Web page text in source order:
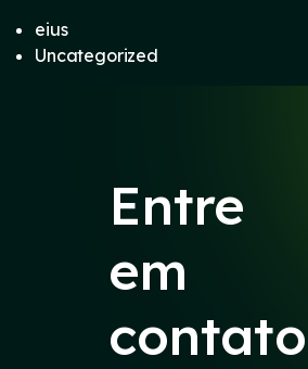
eius
Uncategorized
Entre
em
contato